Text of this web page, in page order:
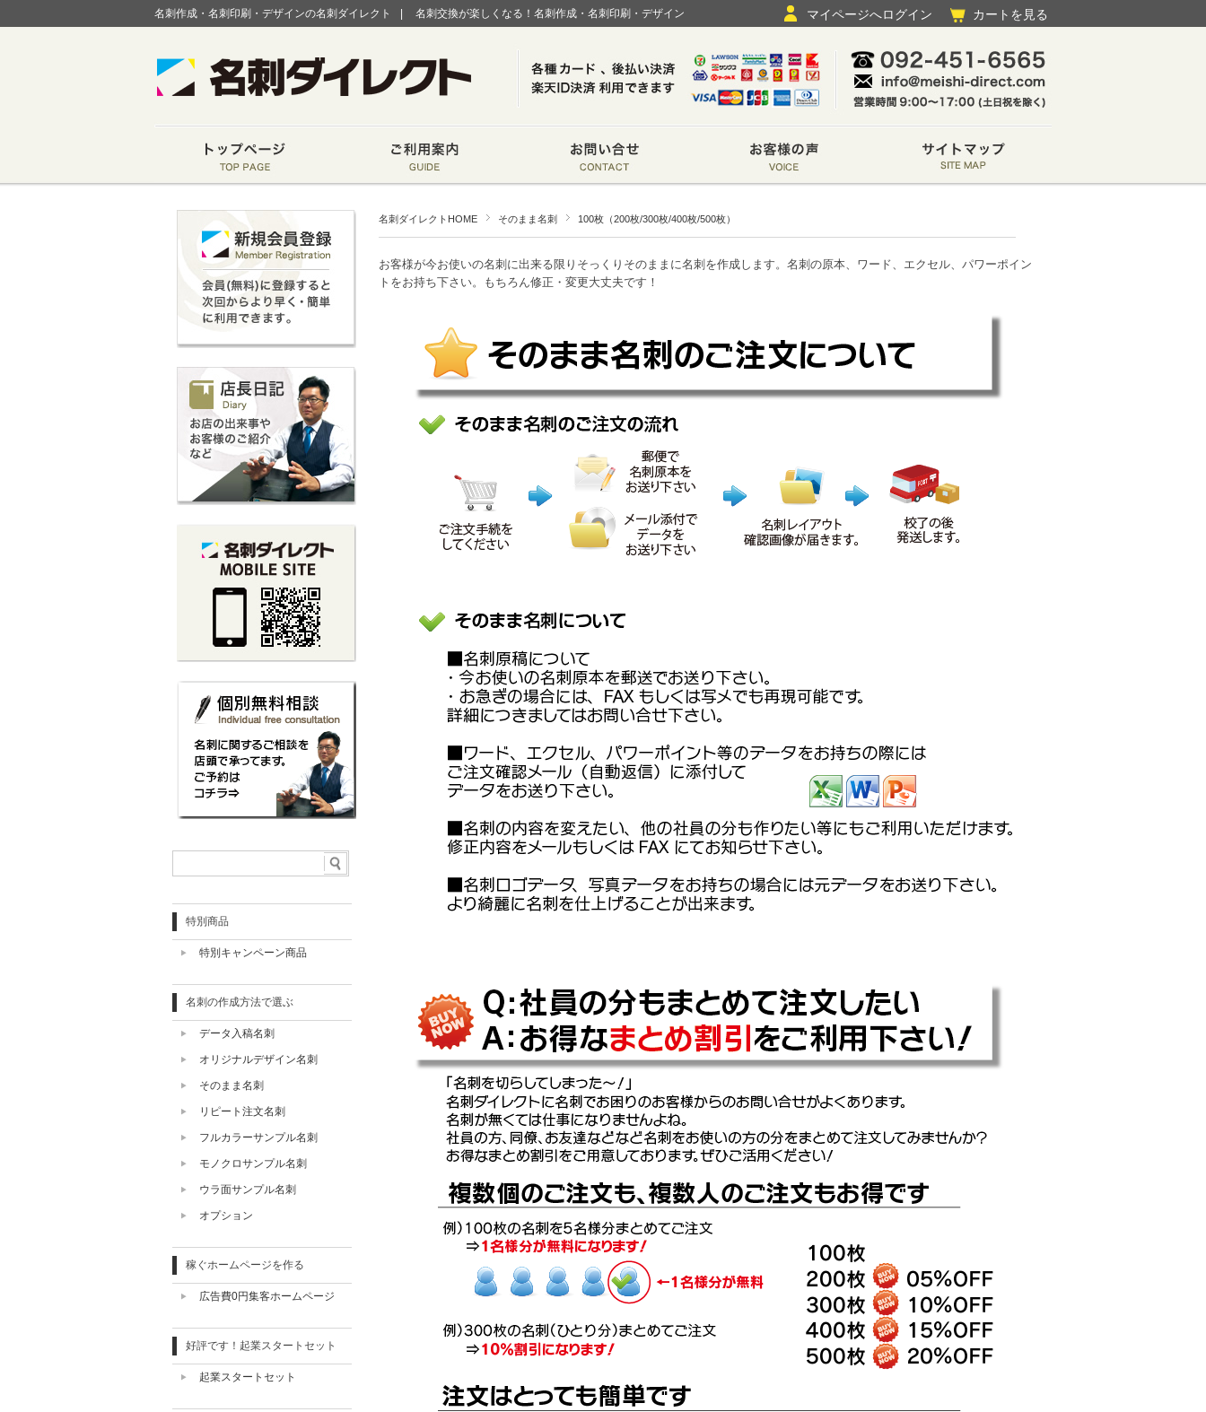
名刺作成・名刺印刷・デザインの名刺ダイレクト 名刺交換が楽しくなる！名刺作成・名刺印刷・デザイン マイページへログイン カートを見る
名刺ダイレクトHOME そのまま名刺 100枚（200枚/300枚/400枚/500枚）
お客様が今お使いの名刺に出来る限りそっくりそのままに名刺を作成します。名刺の原本、ワード、エクセル、パワーポイン
トをお持ち下さい。もちろん修正・変更大丈夫です！
特別商品
特別キャンペーン商品
名刺の作成方法で選ぶ
データ入稿名刺
オリジナルデザイン名刺
そのまま名刺
リピート注文名刺
フルカラーサンプル名刺
モノクロサンプル名刺
ウラ面サンプル名刺
オプション
稼ぐホームページを作る
広告費0円集客ホームページ
好評です！起業スタートセット
起業スタートセット